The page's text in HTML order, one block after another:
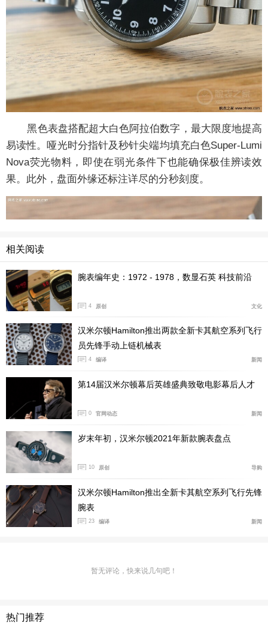
黑色表盘搭配超大白色阿拉伯数字，最大限度地提高
易读性。哑光时分指针及秒针尖端均填充白色Super-Lumi
Nova荧光物料，即使在弱光条件下也能确保极佳辨读效
果。此外，盘面外缘还标注详尽的分秒刻度。
表背采用“半透视”设计，内置H-10自动机芯（也即Po
wermatic 80）。该机芯含25颗宝石，振频21,600次/小时
（3赫兹），装配Nivachron抗磁游丝，能够提供长达80小
时动力储存。
相关阅读
腕表编年史：1972 - 1978，数显石英 科技前沿
4 原创 文化
汉米尔顿Hamilton推出两款全新卡其航空系列飞行
员先锋手动上链机械表
4 编译 新闻
第14届汉米尔顿幕后英雄盛典致敬电影幕后人才
0 官网动态 新闻
岁末年初，汉米尔顿2021年新款腕表盘点
10 原创 导购
汉米尔顿Hamilton推出全新卡其航空系列飞行先锋
腕表
23 编译 新闻
暂无评论，快来说几句吧！
热门推荐